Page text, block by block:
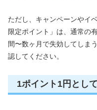
ただし、キャンペーンやイ
限定ポイント」は、通常の
間〜数ヶ月で失効してしま
認してください。
1ポイント1円とし